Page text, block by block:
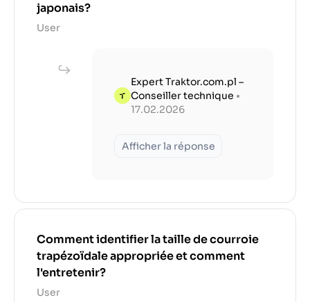
japonais?
User
Expert Traktor.com.pl –
Conseiller technique •
17.02.2026
Afficher la réponse
Comment identifier la taille de courroie
trapézoïdale appropriée et comment
l'entretenir?
User